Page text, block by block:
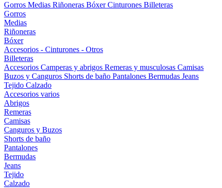
Gorros Medias Riñoneras BóxerCinturones Billeteras
Gorros
Medias
Riñoneras
Bóxer
Accesorios - Cinturones - Otros
Billeteras
Accesorios Camperas y abrigos Remeras y musculosas Camisas
Buzos y Canguros Shorts de baño Pantalones Bermudas Jeans
Tejido Calzado
Accesorios varios
Abrigos
Remeras
Camisas
Canguros y Buzos
Shorts de baño
Pantalones
Bermudas
Jeans
Tejido
Calzado